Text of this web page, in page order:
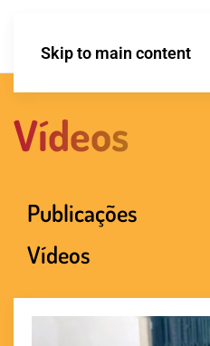
Skip to main content
Vídeos
Publicações
Vídeos